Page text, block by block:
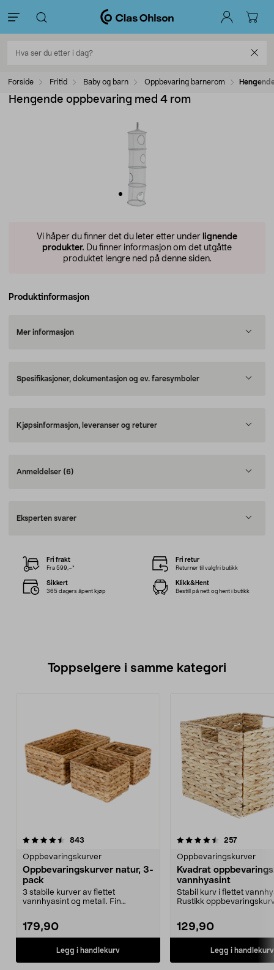
Forside Fritid Baby og barn Oppbevaring barnerom
Hengende oppbevaring med 4 rom
Vi håper du finner det du leter etter under lignende
produkter. Du finner informasjon om det utgåtte
produktet lengre ned på denne siden.
Produktinformasjon
Mer informasjon
Spesifikasjoner, dokumentasjon og ev. faresymboler
Kjøpsinformasjon, leveranser og returer
Anmeldelser (6)
Eksperten svarer
Fri frakt
Fra 599,–*
Fri retur
Returner til valgfri butikk
Sikkert
365 dagers åpent kjøp
Klikk&Hent
Bestill på nett og hent i butikk
Toppselgere i samme kategori
843
Oppbevaringskurver
Oppbevaringskurver natur, 3-
pack
3 stabile kurver av flettet
vannhyasint og metall. Fin
179,90
Legg i handlekurv
4.5 av 5 stjerner 257
Oppbevaringskurver
Kvadrat
vannhyasint
Stabil kurv i flettet
Rustikk
129,90
Legg i handlekurv
4.5 av 5 stjerner